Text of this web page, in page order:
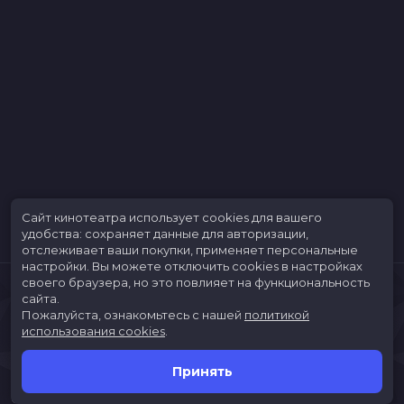
Скоро в кино
Сайт кинотеатра использует cookies для вашего
удобства: сохраняет данные для авторизации,
отслеживает ваши покупки, применяет персональные
настройки. Вы можете отключить cookies в настройках
своего браузера, но это повлияет на функциональность
сайта.
Пожалуйста, ознакомьтесь с нашей политикой
использования cookies
Принять